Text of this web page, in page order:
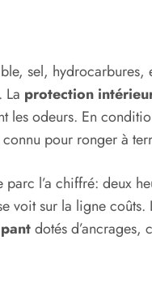
sel,
La protection
odeurs. En
pour ronger à
l’a chiffré: deux
sur la ligne coûts.
dotés d’ancrages,